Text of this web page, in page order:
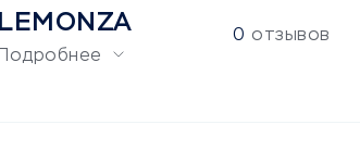
LEMONZA
Подробнее
0 отзывов